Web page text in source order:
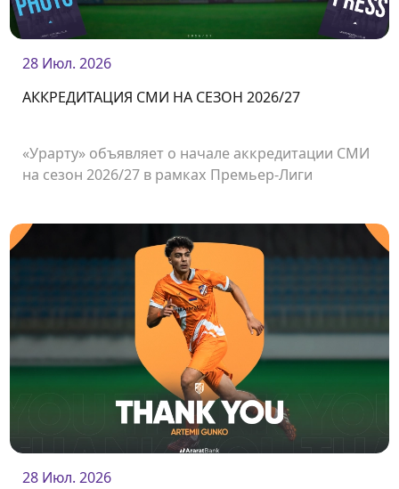
28 Июл. 2026
АККРЕДИТАЦИЯ СМИ НА СЕЗОН 2026/27
«Урарту» объявляет о начале аккредитации СМИ
на сезон 2026/27 в рамках Премьер-Лиги
28 Июл. 2026